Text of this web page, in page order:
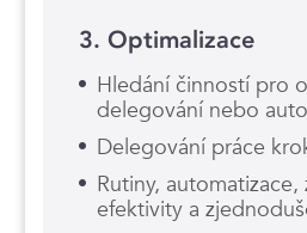
3. Optimalizace
Hledání činností pro
delegování nebo
Delegování práce
Rutiny, automatizace,
efektivity a